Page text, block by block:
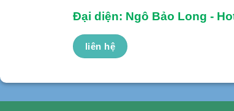
Đại diện: Ngô Bảo Long -
liên hệ